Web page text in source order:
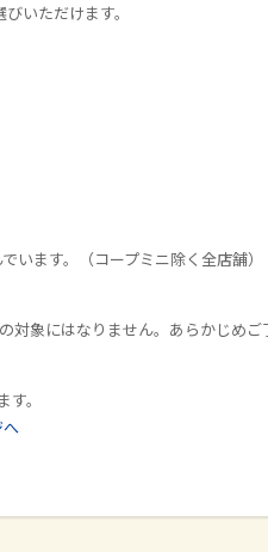
いただけます。
います。（コープミニ除く全店舗）
象にはなりません。あらかじめご
。